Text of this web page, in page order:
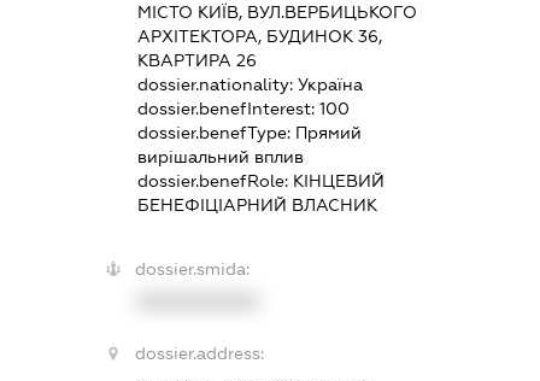
МІСТО КИЇВ, ВУЛ.ВЕРБИЦЬКОГО
АРХІТЕКТОРА, БУДИНОК 36,
КВАРТИРА 26
dossier.nationality: Україна
dossier.benefInterest: 100
dossier.benefType: Прямий
вирішальний вплив
dossier.benefRole: КІНЦЕВИЙ
БЕНЕФІЦІАРНИЙ ВЛАСНИК
dossier.smida:
dossier.address: